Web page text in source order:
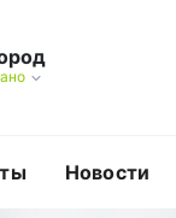
Новости